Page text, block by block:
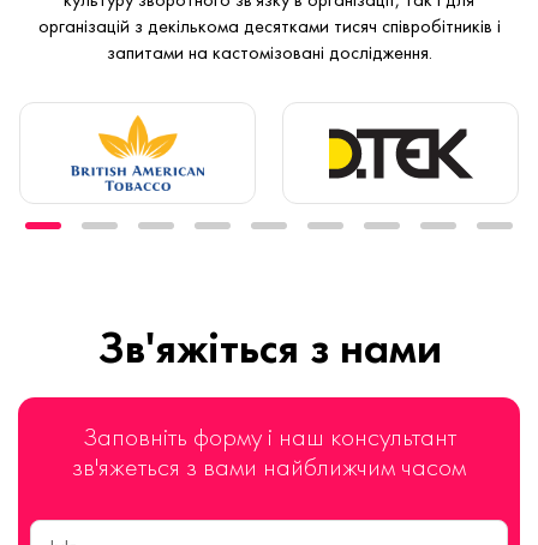
організацій з декількома десятками тисяч співробітників і
запитами на кастомізовані дослідження.
Зв'яжіться з нами
Заповніть форму і наш консультант
зв'яжеться з вами найближчим часом